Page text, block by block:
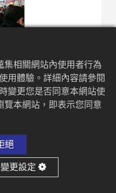
集相關網站內使用者行為
用體驗。詳細內容請參閱
變更您是否同意本網站使
覽本網站，即表示您同意
絕
變更設定